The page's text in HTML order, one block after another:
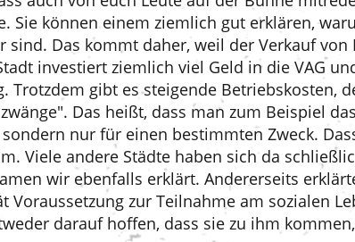
Sie können einem ziemlich gut erklären,
sind. Das kommt daher, weil der Verkauf von
investiert ziemlich viel Geld in die VAG
Trotzdem gibt es steigende Betriebskosten,
Das heißt, dass man zum Beispiel
nur für einen bestimmten Zweck.
Viele andere Städte haben sich da
wir ebenfalls erklärt. Andererseits
zur Teilnahme am sozialen
darauf hoffen, dass sie zu ihm